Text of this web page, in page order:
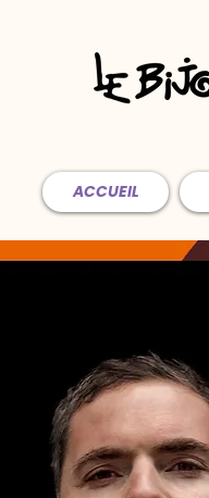
ACCUEIL